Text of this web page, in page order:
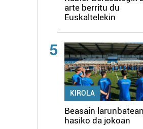
arte berritu du
Euskaltelekin
5
KIROLA
Beasain larunbatean
hasiko da jokoan